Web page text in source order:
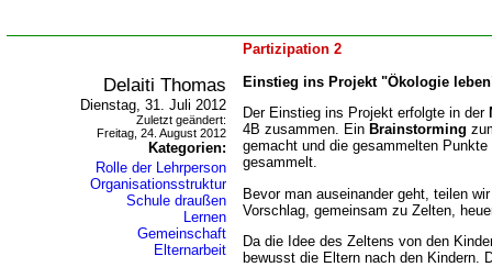
Partizipation 2
Delaiti Thomas
Dienstag, 31. Juli 2012
Zuletzt geändert:
Freitag, 24. August 2012
Kategorien:
Rolle der Lehrperson
Organisationsstruktur
Schule draußen
Lernen
Gemeinschaft
Elternarbeit
Einstieg ins Projekt "Ökologie
Der Einstieg ins Projekt erfolgte in der
4B zusammen. Ein Brainstorming
gemacht und die gesammelten
gesammelt.
Bevor man auseinander geht, teilen
Vorschlag, gemeinsam zu Zelten,
Da die Idee des Zeltens von den
bewusst die Eltern nach den Kindern.